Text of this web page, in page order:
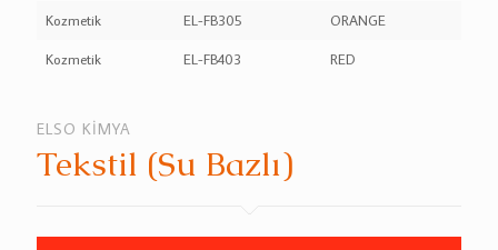
Kozmetik EL-FB305 ORANGE
Kozmetik EL-FB403 RED
ELSO KİMYA
Tekstil (Su Bazlı)